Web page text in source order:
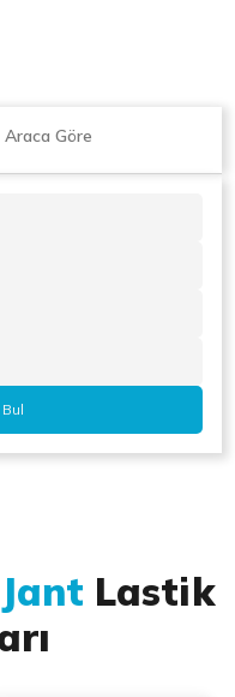
Araca Göre
Lastik